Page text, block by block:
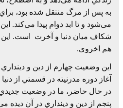
به پس از مرگ منتقل شده بود،
می‌شود و تا ابد دوام پيدا می‌کند.
شکاف ميان دنيا و آخرت است.
هم اخروی.
اين وضعيت چهارم از دين و
آغاز دوره مدرنيته در قسمتي از
در حال حاضر، ما در وضعيت جديدي
پنجم از دين و دينداري در آن ديده